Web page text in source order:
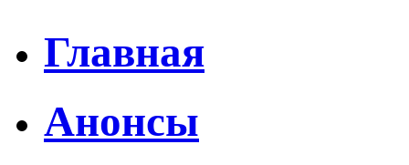
Главная
Анонсы